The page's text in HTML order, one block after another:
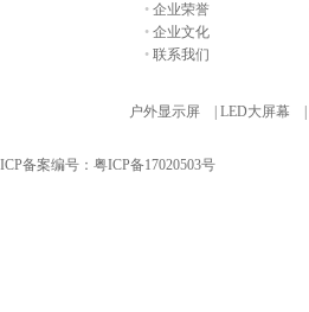
• 企业荣誉
• 企业文化
• 联系我们
户外显示屏 | LED大屏幕 |
ICP备案编号：粤ICP备17020503号